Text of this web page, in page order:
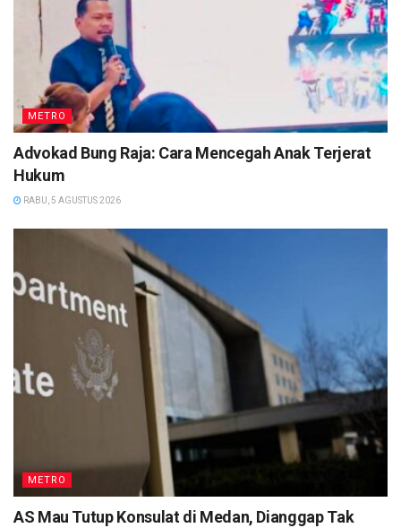
METRO
Advokad Bung Raja: Cara Mencegah Anak Terjerat
Hukum
RABU, 5 AGUSTUS 2026
METRO
AS Mau Tutup Konsulat di Medan, Dianggap Tak